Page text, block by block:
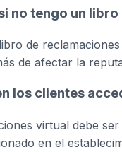
no tengo un
de
de afectar la
los clientes
virtual debe
en el